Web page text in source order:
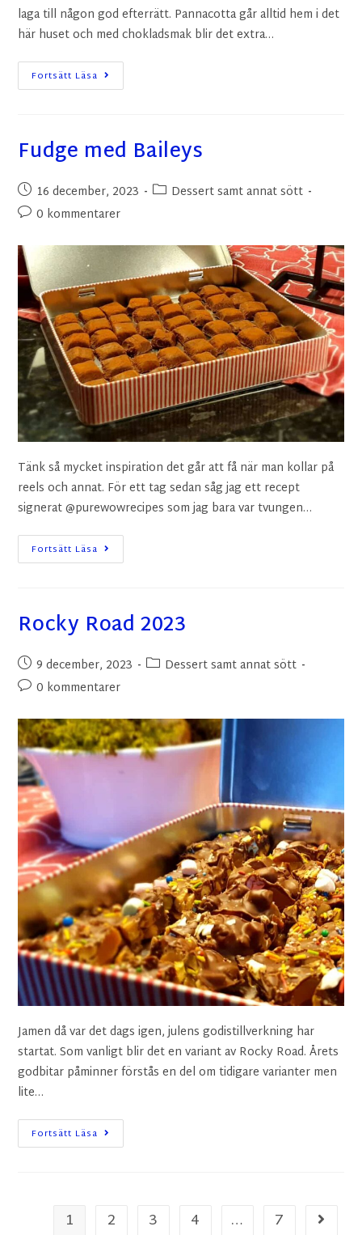
laga till någon god efterrätt. Pannacotta går alltid hem i det
här huset och med chokladsmak blir det extra…
Fortsätt Läsa
Fudge med Baileys
16 december, 2023
Dessert samt annat sött
0 kommentarer
Tänk så mycket inspiration det går att få när man kollar på
reels och annat. För ett tag sedan såg jag ett recept
signerat @purewowrecipes som jag bara var tvungen…
Fortsätt Läsa
Rocky Road 2023
9 december, 2023
Dessert samt annat sött
0 kommentarer
Jamen då var det dags igen, julens godistillverkning har
startat. Som vanligt blir det en variant av Rocky Road. Årets
godbitar påminner förstås en del om tidigare varianter men
lite…
Fortsätt Läsa
1 2 3 4 … 7